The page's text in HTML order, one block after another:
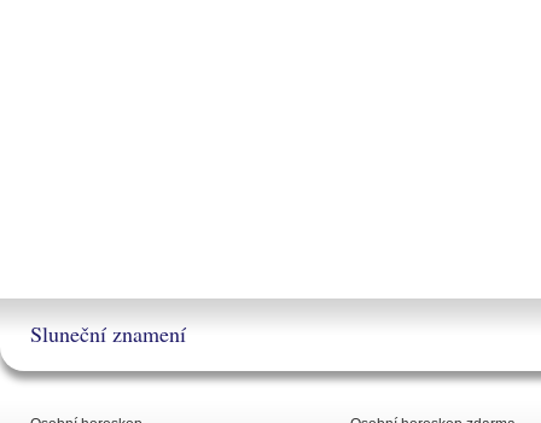
Sluneční znamení